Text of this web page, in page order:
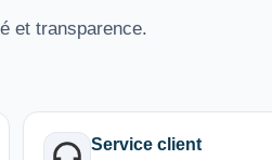
et transparence.
Service client